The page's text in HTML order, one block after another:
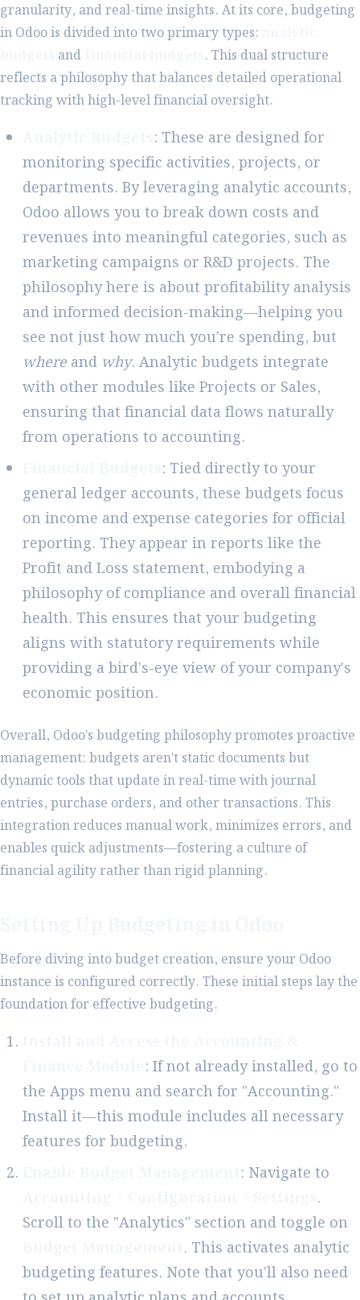
granularity, and real-time insights. At its core, budgeting
in Odoo is divided into two primary types:
and
. This dual structure
reflects a philosophy that balances detailed operational
tracking with high-level financial oversight.
: These are designed for
monitoring specific activities, projects, or
departments. By leveraging analytic accounts,
Odoo allows you to break down costs and
revenues into meaningful categories, such as
marketing campaigns or R&D projects. The
philosophy here is about profitability analysis
and informed decision-making—helping you
see not just how much you're spending, but
whereand why. Analytic budgets integrate
with other modules like Projects or Sales,
ensuring that financial data flows naturally
from operations to accounting.
: Tied directly to your
general ledger accounts, these budgets focus
on income and expense categories for official
reporting. They appear in reports like the
Profit and Loss statement, embodying a
philosophy of compliance and overall financial
health. This ensures that your budgeting
aligns with statutory requirements while
providing a bird's-eye view of your company's
economic position.
Overall, Odoo's budgeting philosophy promotes proactive
management: budgets aren't static documents but
dynamic tools that update in real-time with journal
entries, purchase orders, and other transactions. This
integration reduces manual work, minimizes errors, and
enables quick adjustments—fostering a culture of
financial agility rather than rigid planning.
Before diving into budget creation, ensure your Odoo
instance is configured correctly. These initial steps lay the
foundation for effective budgeting.
: If not already installed, go to
the Apps menu and search for "Accounting."
Install it—this module includes all necessary
features for budgeting.
: Navigate to
.
Scroll to the "Analytics" section and toggle on
. This activates analytic
budgeting features. Note that you'll also need